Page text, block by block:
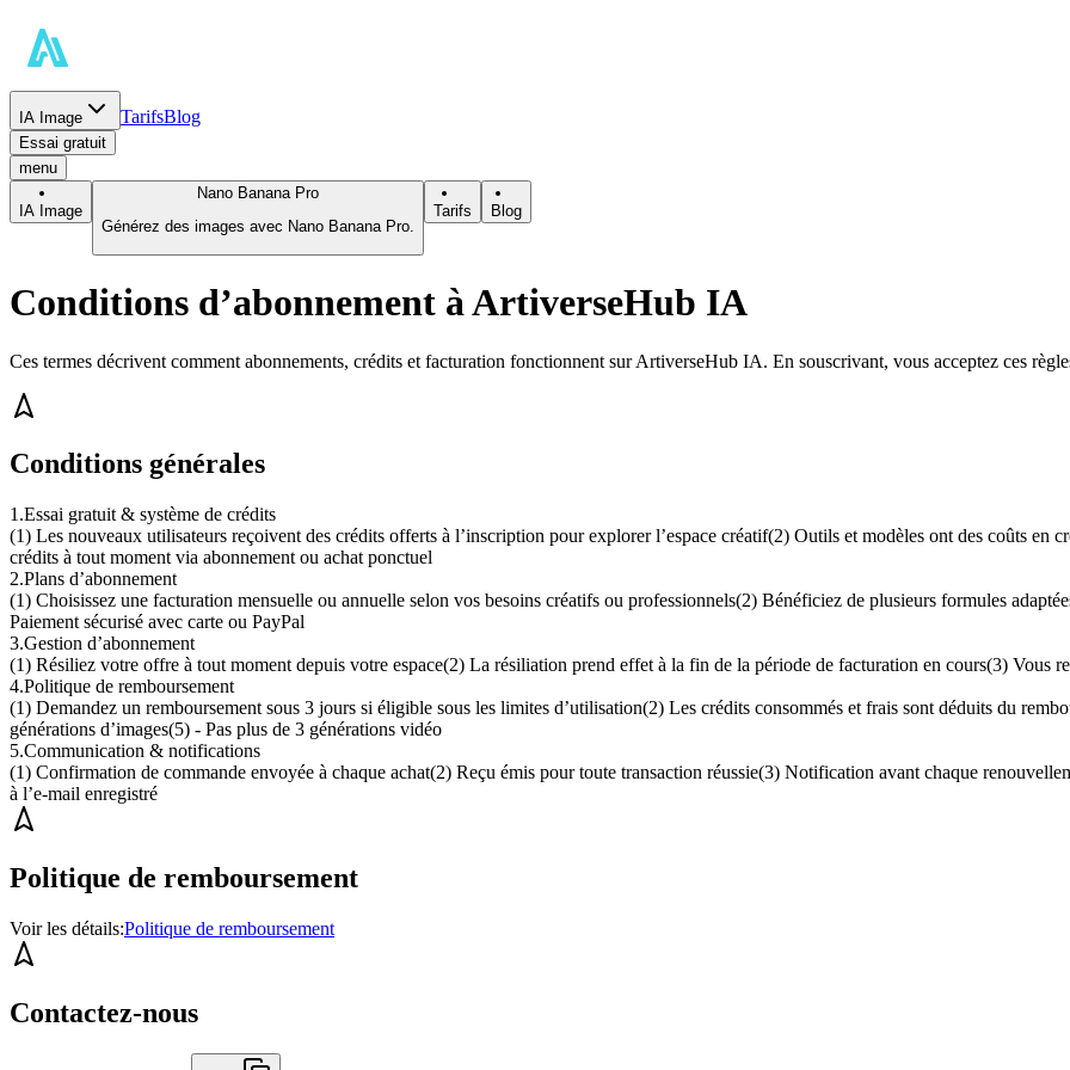
IA Image TarifsBlog
Essai gratuit
menu
IA Image
Nano Banana Pro
Générez des images avec Nano Banana Pro.
Tarifs Blog
Conditions d’abonnement à ArtiverseHub IA
Ces termes décrivent comment abonnements, crédits et facturation fonctionnent sur ArtiverseHub IA. En souscrivant, vous acceptez ces
Conditions générales
1 .Essai gratuit & système de crédits
(1) Les nouveaux utilisateurs reçoivent des crédits offerts à l’inscription pour explorer l’espace créatif(2) Outils et modèles ont des coûts en
crédits à tout moment via abonnement ou achat ponctuel
2.Plans d’abonnement
(1) Choisissez une facturation mensuelle ou annuelle selon vos besoins créatifs ou professionnels(2) Bénéficiez de plusieurs formules
Paiement sécurisé avec carte ou PayPal
3.Gestion d’abonnement
(1) Résiliez votre offre à tout moment depuis votre espace(2) La résiliation prend effet à la fin de la période de facturation en cours(3) Vous
4.Politique de remboursement
(1) Demandez un remboursement sous 3 jours si éligible sous les limites d’utilisation(2) Les crédits consommés et frais sont déduits du
générations d’images(5) - Pas plus de 3 générations vidéo
5.Communication & notifications
(1) Confirmation de commande envoyée à chaque achat(2) Reçu émis pour toute transaction réussie(3) Notification avant chaque
à l’e-mail enregistré
Politique de remboursement
Voir les détails:Politique de remboursement
Contactez-nous